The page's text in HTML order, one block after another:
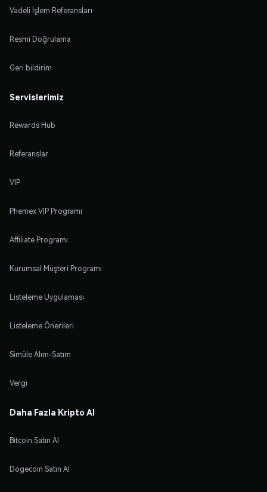
Vadeli İşlem Referansları
Resmi Doğrulama
Geri bildirim
Servislerimiz
Rewards Hub
Referanslar
VIP
Phemex VIP Programı
Affiliate Programı
Kurumsal Müşteri Programı
Listeleme Uygulaması
Listeleme Önerileri
Simüle Alım-Satım
Vergi
Daha Fazla Kripto Al
Bitcoin Satın Al
Dogecoin Satın Al